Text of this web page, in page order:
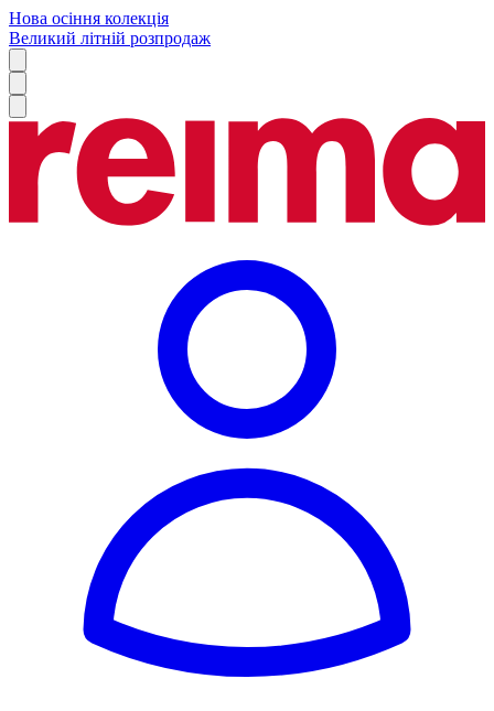
Нова осіння колекція
Великий літній розпродаж